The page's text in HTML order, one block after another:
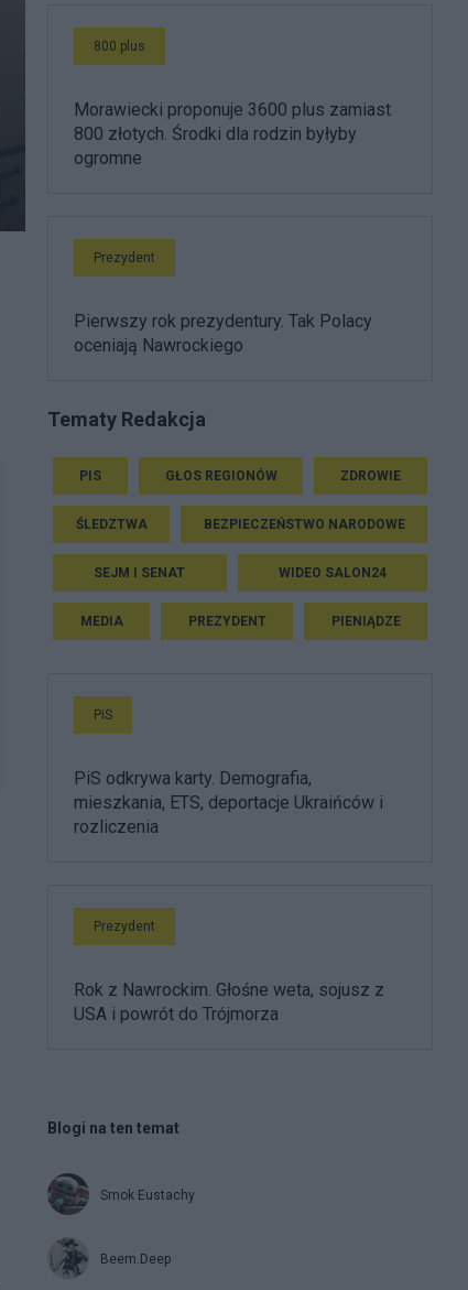
800 plus
Morawiecki proponuje 3600 plus zamiast
800 złotych. Środki dla rodzin byłyby
ogromne
Prezydent
Pierwszy rok prezydentury. Tak Polacy
oceniają Nawrockiego
Tematy Redakcja
PIS GŁOS REGIONÓW ZDROWIE
ŚLEDZTWA BEZPIECZEŃSTWO NARODOWE
SEJM I SENAT WIDEO SALON24
MEDIA PREZYDENT PIENIĄDZE
PiS
PiS odkrywa karty. Demografia,
mieszkania, ETS, deportacje Ukraińców i
rozliczenia
Prezydent
Rok z Nawrockim. Głośne weta, sojusz z
USA i powrót do Trójmorza
Blogi na ten temat
Smok Eustachy
Beem.Deep